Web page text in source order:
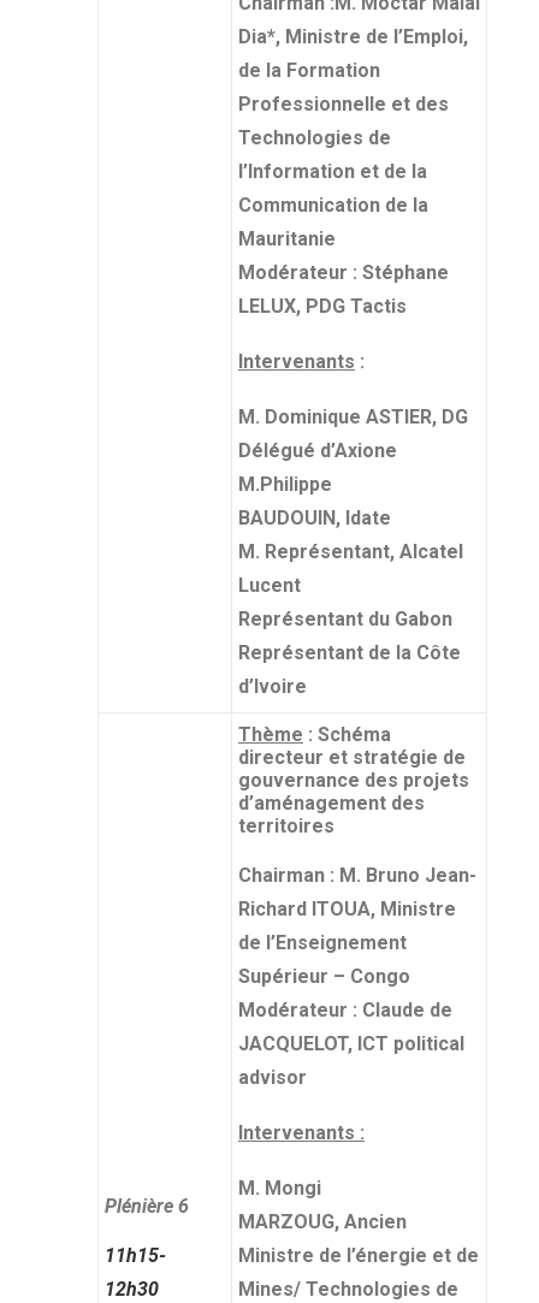
Dia*, Ministre de l’Emploi,
de la Formation
Professionnelle et des
Technologies de
l’Information et de la
Communication de la
Mauritanie
Modérateur : Stéphane
LELUX, PDG Tactis
Intervenants :
M. Dominique ASTIER, DG
Délégué d’Axione
M.Philippe
BAUDOUIN, Idate
M. Représentant, Alcatel
Lucent
Représentant du Gabon
Représentant de la Côte
d’Ivoire
Plénière 6
11h15-
12h30
Thème : Schéma
directeur et stratégie de
gouvernance des projets
d’aménagement des
territoires
Chairman : M. Bruno Jean-
Richard ITOUA, Ministre
de l’Enseignement
Supérieur – Congo
Modérateur : Claude de
JACQUELOT, ICT political
advisor
Intervenants :
M. Mongi
MARZOUG, Ancien
Ministre de l’énergie et de
Mines/ Technologies de